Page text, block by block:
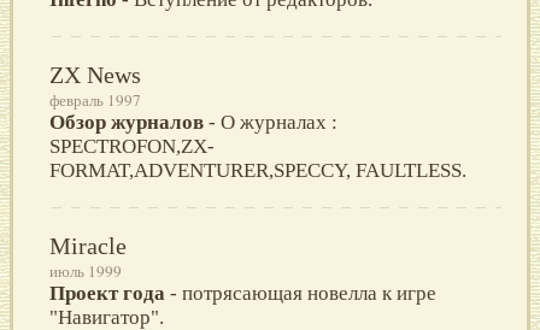
ZX News
февраль 1997
Обзор журналов - О журналах :
SPECTROFON,ZX-
FORMAT,ADVENTURER,SPECCY, FAULTLESS.
Miracle
июль 1999
Проект года - потрясающая новелла к игре
"Навигатор".